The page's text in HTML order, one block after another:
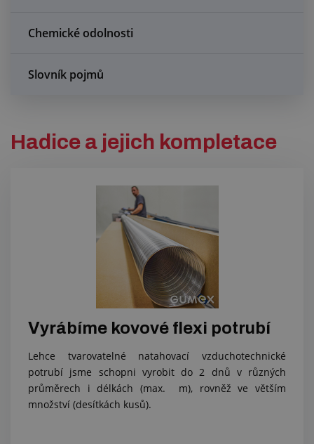
Chemické odolnosti
Slovník pojmů
Hadice a jejich kompletace
Vyrábíme kovové flexi potrubí
Lehce tvarovatelné natahovací vzduchotechnické
potrubí jsme schopni vyrobit do 2 dnů v různých
průměrech i délkách (max. m), rovněž ve větším
množství (desítkách kusů).